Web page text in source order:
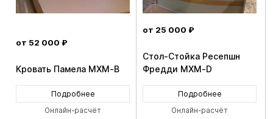
от 52 000 ₽
Кровать Памела MXM-B
Подробнее
Онлайн-расчёт
от 25 000 ₽
Стол-Стойка Ресепшн
Фредди MXM-D
Подробнее
Онлайн-расчёт